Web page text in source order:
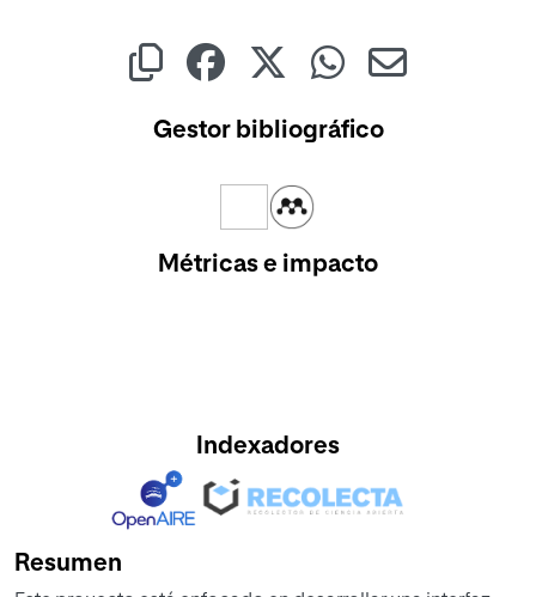
Gestor bibliográfico
Métricas e impacto
Indexadores
Resumen